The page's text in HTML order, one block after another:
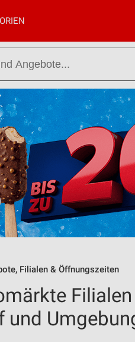
Filialen & Öffnungszeiten
und